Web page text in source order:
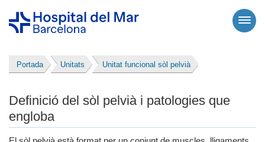
Portada Unitats Unitat funcional sòl pelvià
Definició del sòl pelvià i patologies que
engloba